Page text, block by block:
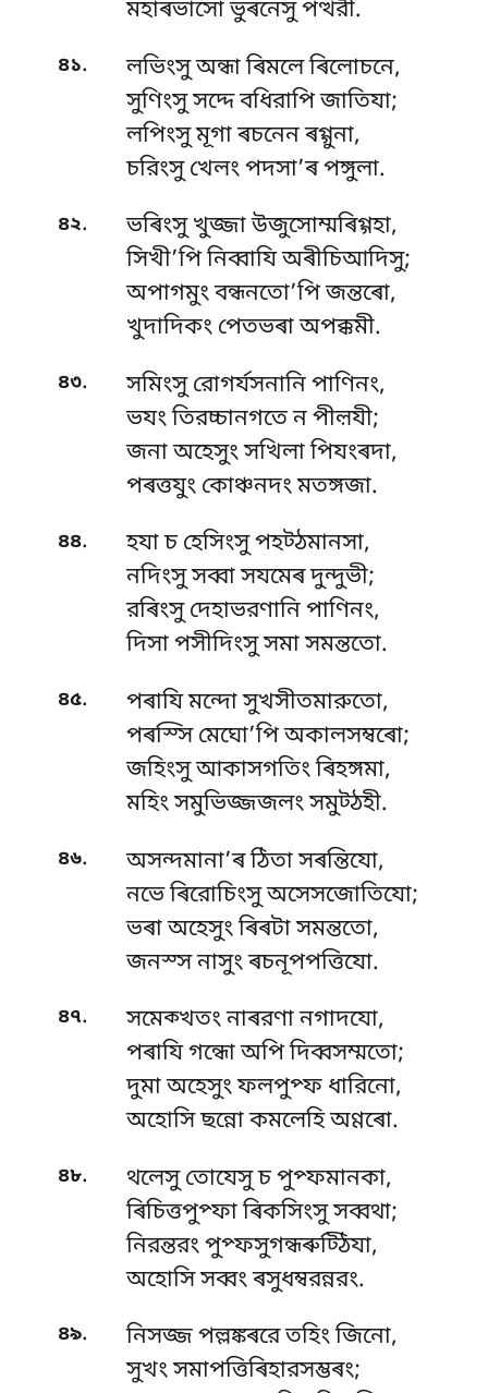
মহাৰভাসো ভুৰনেসু পত্থরী.
৪১.
লভিংসু অন্ধা ৰিমলে ৰিলোচনে,
সুণিংসু সদ্দে বধিরাপি জাতিযা;
লপিংসু মূগা ৰচনেন ৰগ্গুনা,
চরিংসু খেলং পদসা’ৰ পঙ্গুলা.
৪২.
ভৰিংসু খুজ্জা উজুসোম্মৰিগ্গহা,
সিখী’পি নিব্বাযি অৰীচিআদিসু;
অপাগমুং বন্ধনতো’পি জন্তৰো,
খুদাদিকং পেতভৰা অপক্কমী.
৪৩.
সমিংসু রোগৰ্যসনানি পাণিনং,
ভযং তিরচ্চানগতে ন পীল়যী;
জনা অহেসুং সখিলা পিযংৰদা,
পৰত্তযুং কোঞ্চনদং মতঙ্গজা.
৪৪.
হযা চ হেসিংসু পহট্ঠমানসা,
নদিংসু সব্বা সযমেৰ দুন্দুভী;
রৰিংসু দেহাভরণানি পাণিনং,
দিসা পসীদিংসু সমা সমন্ততো.
৪৫.
পৰাযি মন্দো সুখসীতমারুতো,
পৰস্সি মেঘো’পি অকালসম্বৰো;
জহিংসু আকাসগতিং ৰিহঙ্গমা,
মহিং সমুভিজ্জজলং সমুট্ঠহী.
৪৬.
অসন্দমানা’ৰ ঠিতা সৰন্তিযো,
নভে ৰিরোচিংসু অসেসজোতিযো;
ভৰা অহেসুং ৰিৰটা সমন্ততো,
জনস্স নাসুং ৰচনূপপত্তিযো.
৪৭.
সমেক্খতং নাৰরণা নগাদযো,
পৰাযি গন্ধো অপি দিব্বসম্মতো;
দুমা অহেসুং ফলপুপ্ফ ধারিনো,
অহোসি ছন্নো কমলেহি অণ্ণৰো.
৪৮.
থলেসু তোযেসু চ পুপ্ফমানকা,
ৰিচিত্তপুপ্ফা ৰিকসিংসু সব্বথা;
নিরন্তরং পুপ্ফসুগন্ধৰুট্ঠিযা,
অহোসি সব্বং ৰসুধম্বরন্নরং.
৪৯.
নিসজ্জ পল্লঙ্কৰরে তহিং জিনো,
সুখং সমাপত্তিৰিহারসম্ভৰং;